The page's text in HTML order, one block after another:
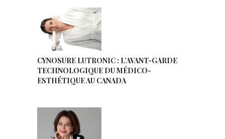
CYNOSURE LUTRONIC : L’AVANT-GARDE
TECHNOLOGIQUE DU MÉDICO-
ESTHÉTIQUE AU CANADA